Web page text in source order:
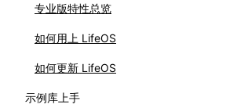
专业版特性总览
如何用上 LifeOS
如何更新 LifeOS
示例库上手